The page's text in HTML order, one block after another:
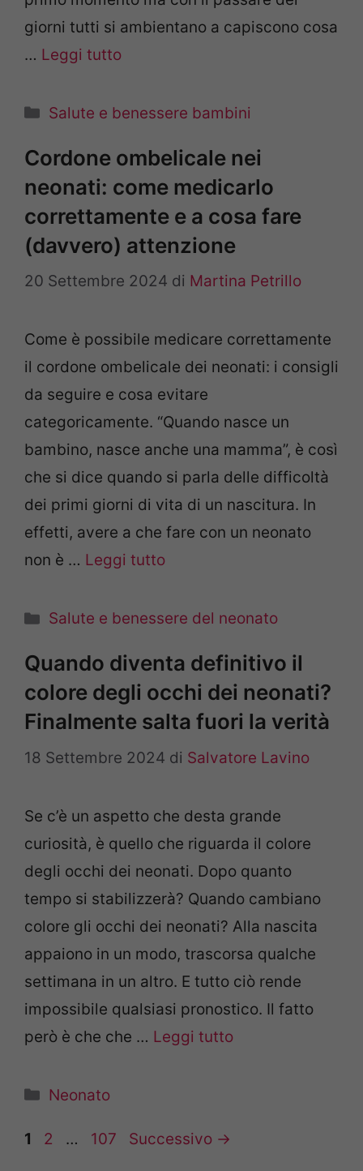
giorni tutti si ambientano a capiscono cosa
… Leggi tutto
Categorie
Salute e benessere bambini
Cordone ombelicale nei
neonati: come medicarlo
correttamente e a cosa fare
(davvero) attenzione
20 Settembre 2024 di Martina Petrillo
Come è possibile medicare correttamente
il cordone ombelicale dei neonati: i consigli
da seguire e cosa evitare
categoricamente. “Quando nasce un
bambino, nasce anche una mamma”, è così
che si dice quando si parla delle difficoltà
dei primi giorni di vita di un nascitura. In
effetti, avere a che fare con un neonato
non è … Leggi tutto
Categorie
Salute e benessere del neonato
Quando diventa definitivo il
colore degli occhi dei neonati?
Finalmente salta fuori la verità
18 Settembre 2024 di Salvatore Lavino
Se c’è un aspetto che desta grande
curiosità, è quello che riguarda il colore
degli occhi dei neonati. Dopo quanto
tempo si stabilizzerà? Quando cambiano
colore gli occhi dei neonati? Alla nascita
appaiono in un modo, trascorsa qualche
settimana in un altro. E tutto ciò rende
impossibile qualsiasi pronostico. Il fatto
però è che che … Leggi tutto
Categorie
Neonato
Pagina
1 Pagina
2 … Pagina
107 Successivo →